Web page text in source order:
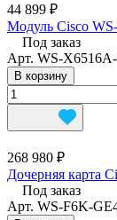
44 899 ₽
Модуль Cisco
Под заказ
Арт. WS-
В корзину
268 980 ₽
Дочерняя карта
Под заказ
Арт. WS-F6K-